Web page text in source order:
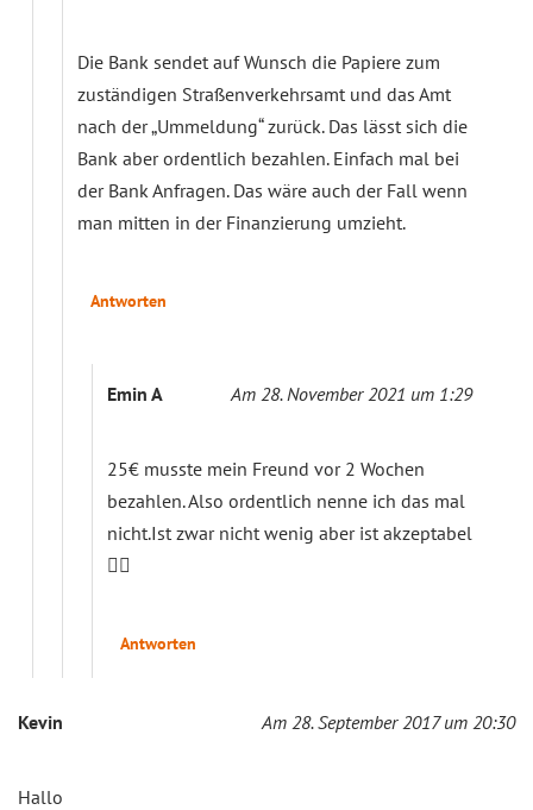
Die Bank sendet auf Wunsch die Papiere zum
zuständigen Straßenverkehrsamt und das Amt
nach der „Ummeldung“ zurück. Das lässt sich die
Bank aber ordentlich bezahlen. Einfach mal bei
der Bank Anfragen. Das wäre auch der Fall wenn
man mitten in der Finanzierung umzieht.
Antworten
Emin A Am 28. November 2021 um 1:29
25€ musste mein Freund vor 2 Wochen
bezahlen. Also ordentlich nenne ich das mal
nicht.Ist zwar nicht wenig aber ist akzeptabel
👌🏻
Antworten
Kevin Am 28. September 2017 um 20:30
Hallo